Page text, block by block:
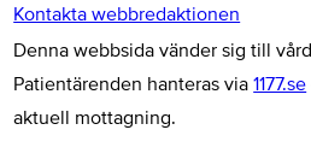
Kontakta webbredaktionen
Denna webbsida vänder sig till
Patientärenden hanteras via1177.se
aktuell mottagning.